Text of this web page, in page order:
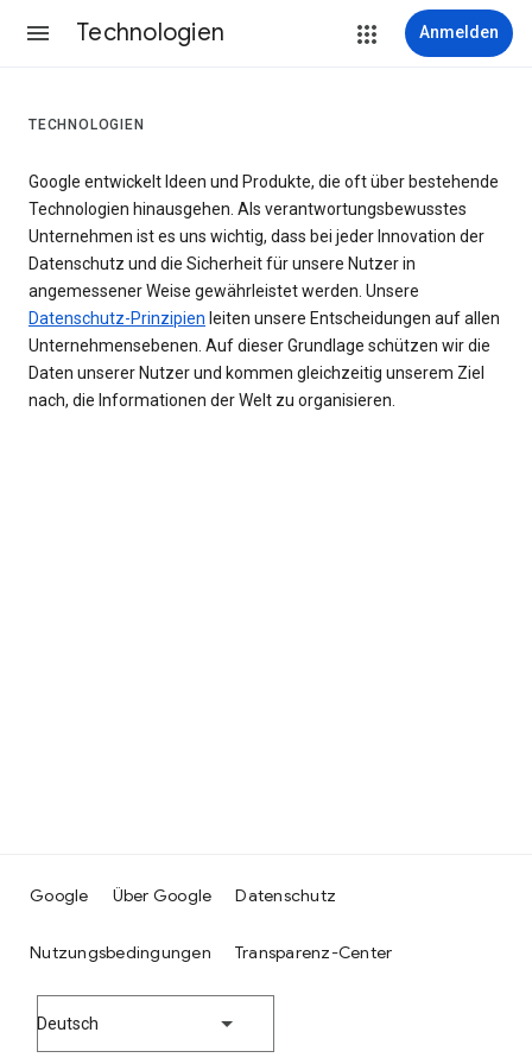
Technologien Anmelden
TECHNOLOGIEN
Google entwickelt Ideen und Produkte, die oft über bestehende
Technologien hinausgehen. Als verantwortungsbewusstes
Unternehmen ist es uns wichtig, dass bei jeder Innovation der
Datenschutz und die Sicherheit für unsere Nutzer in
angemessener Weise gewährleistet werden. Unsere
Datenschutz-Prinzipien leiten unsere Entscheidungen auf allen
Unternehmensebenen. Auf dieser Grundlage schützen wir die
Daten unserer Nutzer und kommen gleichzeitig unserem Ziel
nach, die Informationen der Welt zu organisieren.
Google Über Google Datenschutz
Nutzungsbedingungen Transparenz-Center
Deutsch